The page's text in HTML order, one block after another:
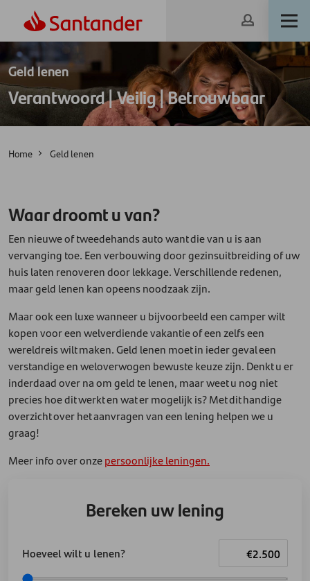
Geld lenen
Verantwoord | Veilig | Betrouwbaar
Home Geld lenen
Waar droomt u van?
Een nieuwe of tweedehands auto want die van u is aan
vervanging toe. Een verbouwing door gezinsuitbreiding of uw
huis laten renoveren door lekkage. Verschillende redenen,
maar geld lenen kan opeens noodzaak zijn.
Maar ook een luxe wanneer u bijvoorbeeld een camper wilt
kopen voor een welverdiende vakantie of een zelfs een
wereldreis wilt maken. Geld lenen moet in ieder geval een
verstandige en weloverwogen bewuste keuze zijn. Denkt u er
inderdaad over na om geld te lenen, maar weet u nog niet
precies hoe dit werkt en wat er mogelijk is? Met dit handige
overzicht over het aanvragen van een lening helpen we u
graag!
Meer info over onzepersoonlijke leningen.
Bereken uw lening
Hoeveel wilt u lenen?